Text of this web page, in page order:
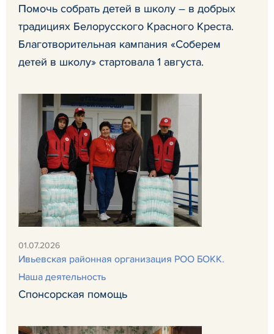
Помочь собрать детей в школу – в добрых
традициях Белорусского Красного Креста.
Благотворительная кампания «Соберем
детей в школу» стартовала 1 августа.
01.07.2026
Ивьевская районная организация РОО БОКК.
Наша деятельность
Спонсорская помощь